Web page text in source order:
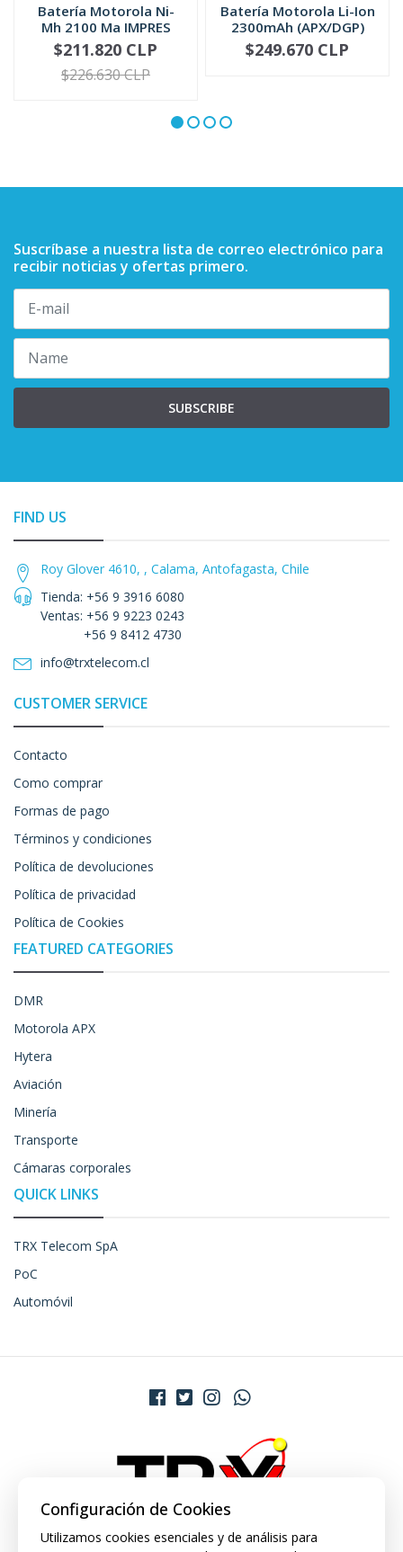
Batería Motorola Ni-
Mh 2100 Ma IMPRES
NTN9858
+
$211.820 CLP
$226.630 CLP
Batería Motorola Li-Ion
2300mAh (APX/DGP)
PMNN4424
+
$249.670 CLP
Suscríbase a nuestra lista de correo electrónico para
recibir noticias y ofertas primero.
SUBSCRIBE
FIND US
Roy Glover 4610, , Calama, Antofagasta, Chile
Tienda: +56 9 3916 6080
Ventas: +56 9 9223 0243
+56 9 8412 4730
info@trxtelecom.cl
CUSTOMER SERVICE
Contacto
Como comprar
Formas de pago
Términos y condiciones
Política de devoluciones
Política de privacidad
Política de Cookies
FEATURED CATEGORIES
DMR
Motorola APX
Hytera
Aviación
Minería
Transporte
Cámaras corporales
QUICK LINKS
TRX Telecom SpA
PoC
Automóvil
Configuración de Cookies
Utilizamos cookies esenciales y de análisis para